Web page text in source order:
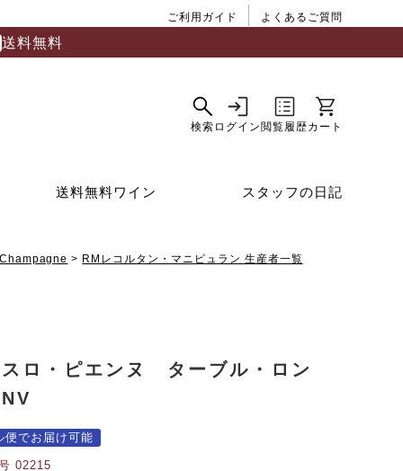
ご利用ガイド よくあるご質問
送料無料
送料無料ワイン スタッフの日記
RMレコルタン・マニピュラン 生産者一覧
ロ・ピエンヌ ターブル・ロン
便でお届け可能
02215